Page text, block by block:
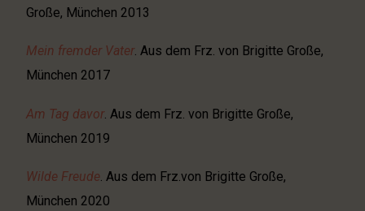
Große, München 2013
Mein fremder Vater. Aus dem Frz. von Brigitte Große,
München 2017
Am Tag davor . Aus dem Frz. von Brigitte Große,
München 2019
Wilde Freude. Aus dem Frz.von Brigitte Große,
München 2020